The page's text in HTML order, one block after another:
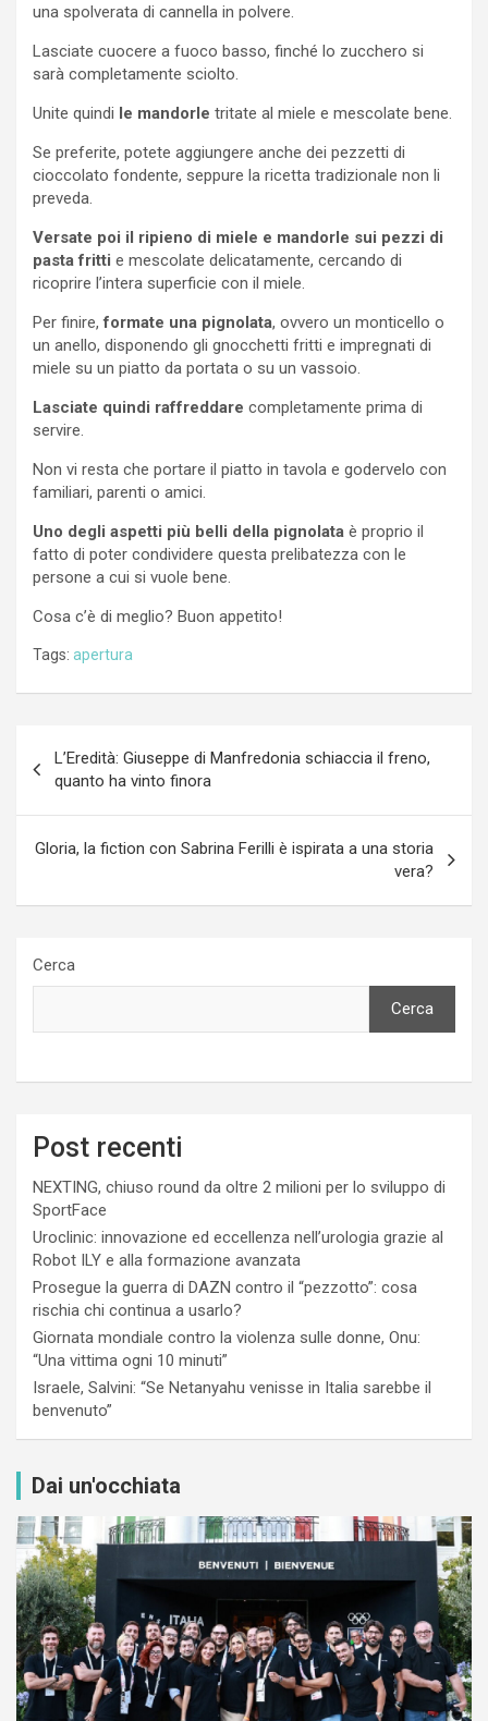
una spolverata di cannella in polvere.
Lasciate cuocere a fuoco basso, finché lo zucchero si
sarà completamente sciolto.
Unite quindi le mandorle tritate al miele e mescolate bene.
Se preferite, potete aggiungere anche dei pezzetti di
cioccolato fondente, seppure la ricetta tradizionale non li
preveda.
Versate poi il ripieno di miele e mandorle sui pezzi di
pasta fritti e mescolate delicatamente, cercando di
ricoprire l’intera superficie con il miele.
Per finire, formate una pignolata, ovvero un monticello o
un anello, disponendo gli gnocchetti fritti e impregnati di
miele su un piatto da portata o su un vassoio.
Lasciate quindi raffreddare completamente prima di
servire.
Non vi resta che portare il piatto in tavola e godervelo con
familiari, parenti o amici.
Uno degli aspetti più belli della pignolata è proprio il
fatto di poter condividere questa prelibatezza con le
persone a cui si vuole bene.
Cosa c’è di meglio? Buon appetito!
Tags: apertura
articoli
L’Eredità: Giuseppe di Manfredonia schiaccia il freno,
quanto ha vinto finora
Gloria, la fiction con Sabrina Ferilli è ispirata a una storia
vera?
Cerca
Cerca
Post recenti
NEXTING, chiuso round da oltre 2 milioni per lo sviluppo di
SportFace
Uroclinic: innovazione ed eccellenza nell’urologia grazie al
Robot ILY e alla formazione avanzata
Prosegue la guerra di DAZN contro il “pezzotto”: cosa
rischia chi continua a usarlo?
Giornata mondiale contro la violenza sulle donne, Onu:
“Una vittima ogni 10 minuti”
Israele, Salvini: “Se Netanyahu venisse in Italia sarebbe il
benvenuto”
Dai un'occhiata